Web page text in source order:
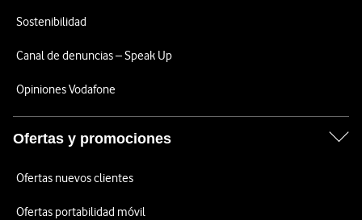
Sostenibilidad
Canal de denuncias – Speak Up
Opiniones Vodafone
Ofertas y promociones
Ofertas nuevos clientes
Ofertas portabilidad móvil